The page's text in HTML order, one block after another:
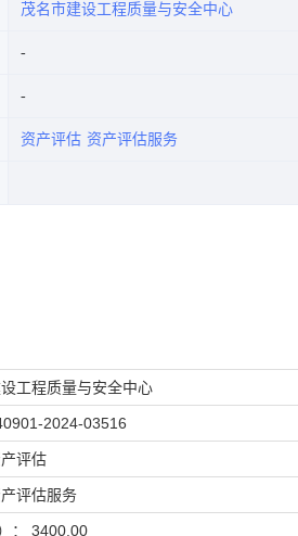
茂名市建设工程质量与安全中心
资产评估 资产评估服务
工程质量与安全中心
2024-03516
评估
评估服务
： 3400.00